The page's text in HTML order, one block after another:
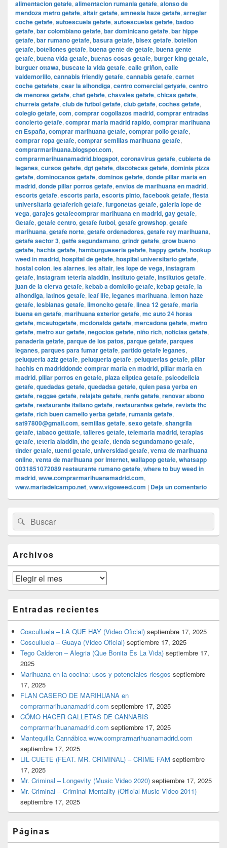
alimentacion getafe, alimentacion rumania getafe, alonso de
mendoza metro getafe, altair getafe, amnesia haze getafe, arreglar
coche getafe, autoescuela getafe, autoescuelas getafe, badoo
getafe, bar colombiano getafe, bar dominicano getafe, bar hippe
getafe, bar rumano getafe, basura getafe, bisex getafe, botellon
getafe, botellones getafe, buena gente de getafe, buena gente
getafe, buena vida getafe, buenas cosas getafe, burger king getafe,
burguer ottawa, buscate la vida getafe, calle griñon, calle
valdemorillo, cannabis friendly getafe, cannabis getafe, carnet
coche getafete, cear la alhondiga, centro comercial getyafe, centro
de menores getafe, chat getafe, chavales getafe, chicas getafe,
churreia getafe, club de futbol getafe, club getafe, coches getafe,
colegio getafe, com, comprar cogollazos madrid, comprar entradas
concierto getafe, comprar maria madrid rapido, comprar marihuana
en España, comprar marihuana getafe, comprar pollo getafe,
comprar ropa getafe, comprar semillas marihuana getafe,
comprarmarihuana.blogspot.com,
comprarmarihuanamadrid.blogspot, coronavirus getafe, cubierta de
leganes, cursos getafe, dgt getafe, discotecas getafe, dominis pizza
getafe, dominocanos getafe, dominos getafe, donde pillar maria en
madrid, donde pillar porros getafe, envios de marihuana en madrid,
escorts getafe, escorts parla, escorts pinto, facebook getafe, fiesta
universitaria getaferich getafe, furgonetas getafe, galeria lope de
vega, garajes getafecomprar marihuana en madrid, gay getafe,
Getafe, getafe centro, getafe futbol, getafe growshop, getafe
marihuana, getafe norte, getafe ordenadores, getafe rey marihuana,
getafe sector 3, getfe segundamano, grindr getafe, grow bueno
getafe, hachis getafe, hamburgueseria getafe, happy getafe, hookup
weed in madrid, hospital de getafe, hospital universitario getafe,
hostal colon, ies alarnes, ies altair, ies lope de vega, instagram
getafe, instagram teteria aladdin, instituto getafe, institutos getafe,
juan de la cierva getafe, kebab a domiclio getafe, kebap getafe, la
alhondiga, latinos getafe, leaf life, leganes marihuana, lemon haze
getafe, lesbianas getafe, limoncito getafe, linea 12 getafe, maria
buena en getafe, marihuana exterior getafe, mc auto 24 horas
getafe, mcautogetafe, mcdonalds getafe, mercadona getafe, metro
getafe, metro sur getafe, negocios getafe, niño rich, noticias getafe,
panaderia getafe, parque de los patos, parque getafe, parques
leganes, parques para fumar getafe, partido getafe leganes,
peluqueria aziz getafe, peluqueria getafe, peluquerias getafe, pillar
hachis en madriddonde comprar maria en madrid, pillar maria en
madrid, pillar porros en getafe, plaza eliptica getafe, psicodelicia
getafe, quedadas getafe, quedadsa getafe, quien pasa yerba en
getafe, reggae getafe, relajate getafe, renfe getafe, renovar abono
getafe, restaurante italiano getafe, restaurantes getafe, revista thc
getafe, rich buen camello yerba getafe, rumania getafe,
sat97800@gmail.com, semillas getafe, sexo getafe, shangrila
getafe, tabaco getttafe, talleres getafe, telemaria madrid, terapias
getafe, teteria aladdin, thc getafe, tienda segundamano getafe,
tinder getafe, tuenti getafe, universidad getafe, venta de marihuana
online, venta de marihuana por internet, wallapop getafe, whatsapp
0031851072089 restaurante rumano getafe, where to buy weed in
madrid, www.comprarmarihuanamadrid.com,
www.mariadelcampo.net, www.vigoweed.com | Deja un comentario
área
de
widget
lateral
primaria
Buscar
por:
Buscar
Archivos
Archivos
Entradas recientes
Cosculluela – LA QUE HAY (Video Oficial) septiembre 17, 2025
Cosculluela – Guaya (Video Oficial) septiembre 17, 2025
Tego Calderon – Alegria (Que Bonita Es La Vida) septiembre 17,
2025
Marihuana en la cocina: usos y potenciales riesgos septiembre
17, 2025
FLAN CASERO DE MARIHUANA en
comprarmarihuanamadrid.com septiembre 17, 2025
CÓMO HACER GALLETAS DE CANNABIS
comprarmarihuanamadrid.com septiembre 17, 2025
Mantequilla Cannábica www.comprarmarihuanamadrid.com
septiembre 17, 2025
LIL CUETE (FEAT. MR. CRIMINAL) – CRIME FAM septiembre
17, 2025
Mr. Criminal – Longevity (Music Video 2020) septiembre 17, 2025
Mr. Criminal – Criminal Mentality (Official Music Video 2011)
septiembre 17, 2025
Páginas